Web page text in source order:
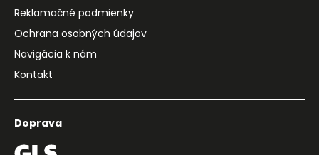
Reklamačné podmienky
Ochrana osobných údajov
Navigácia k nám
Kontakt
Doprava